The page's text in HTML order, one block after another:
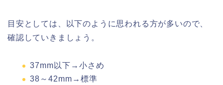
目安としては、以下のように思われる方が多いので、
確認していきましょう。
37mm以下→小さめ
38～42mm→標準